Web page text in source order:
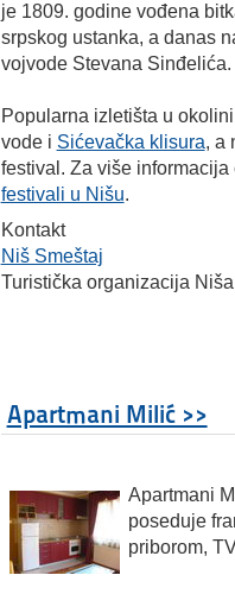
je 1809. godine vođena
srpskog ustanka, a danas
vojvode Stevana Sinđelića.
Popularna izletišta u
vode i Sićevačka klisura, a
festival. Za više
festivali u Nišu.
Kontakt
Niš Smeštaj
Turistička organizacija
Apartmani Milić >>
Apartmani
poseduje
priborom,